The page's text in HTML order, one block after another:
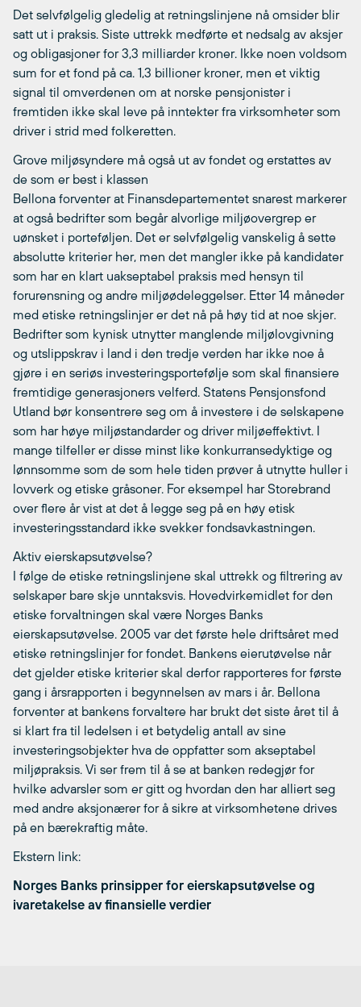
Det selvfølgelig gledelig at retningslinjene nå omsider blir
satt ut i praksis. Siste uttrekk medførte et nedsalg av aksjer
og obligasjoner for 3,3 milliarder kroner. Ikke noen voldsom
sum for et fond på ca. 1,3 billioner kroner, men et viktig
signal til omverdenen om at norske pensjonister i
fremtiden ikke skal leve på inntekter fra virksomheter som
driver i strid med folkeretten.
Grove miljøsyndere må også ut av fondet og erstattes av
de som er best i klassen
Bellona forventer at Finansdepartementet snarest markerer
at også bedrifter som begår alvorlige miljøovergrep er
uønsket i porteføljen. Det er selvfølgelig vanskelig å sette
absolutte kriterier her, men det mangler ikke på kandidater
som har en klart uakseptabel praksis med hensyn til
forurensning og andre miljøødeleggelser. Etter 14 måneder
med etiske retningslinjer er det nå på høy tid at noe skjer.
Bedrifter som kynisk utnytter manglende miljølovgivning
og utslippskrav i land i den tredje verden har ikke noe å
gjøre i en seriøs investeringsportefølje som skal finansiere
fremtidige generasjoners velferd. Statens Pensjonsfond 
Utland bør konsentrere seg om å investere i de selskapene
som har høye miljøstandarder og driver miljøeffektivt. I
mange tilfeller er disse minst like konkurransedyktige og
lønnsomme som de som hele tiden prøver å utnytte huller i
lovverk og etiske gråsoner. For eksempel har Storebrand
over flere år vist at det å legge seg på en høy etisk
investeringsstandard ikke svekker fondsavkastningen.
Aktiv eierskapsutøvelse?
I følge de etiske retningslinjene skal uttrekk og filtrering av
selskaper bare skje unntaksvis. Hovedvirkemidlet for den
etiske forvaltningen skal være Norges Banks
eierskapsutøvelse. 2005 var det første hele driftsåret med
etiske retningslinjer for fondet. Bankens eierutøvelse når
det gjelder etiske kriterier skal derfor rapporteres for første
gang i årsrapporten i begynnelsen av mars i år. Bellona
forventer at bankens forvaltere har brukt det siste året til å
si klart fra til ledelsen i et betydelig antall av sine
investeringsobjekter hva de oppfatter som akseptabel
miljøpraksis. Vi ser frem til å se at banken redegjør for
hvilke advarsler som er gitt og hvordan den har alliert seg
med andre aksjonærer for å sikre at virksomhetene drives
på en bærekraftig måte.
Ekstern link:
Norges Banks prinsipper for eierskapsutøvelse og
ivaretakelse av finansielle verdier